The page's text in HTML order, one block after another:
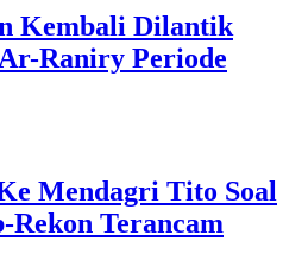
Kembali Dilantik
Raniry Periode
Mendagri Tito Soal
Rekon Terancam